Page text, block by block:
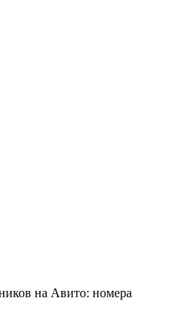
на Авито: номера